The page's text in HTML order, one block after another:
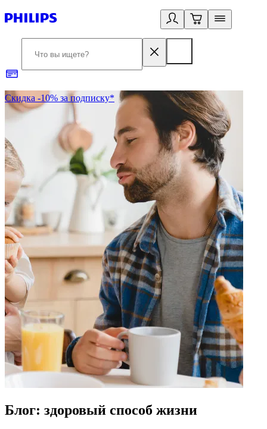
Скидка -10% за подписку*
Блог: здоровый способ жизни